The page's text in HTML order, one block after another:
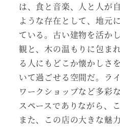
は、食と音楽、人と人が
ような存在として、地元
ている。古い建物を活か
観と、木の温もりに包ま
る人にもどこか懐かしさ
いて過ごせる空間だ。ラ
ワークショップなど多彩
スペースでありながら、
また、この店の大きな魅